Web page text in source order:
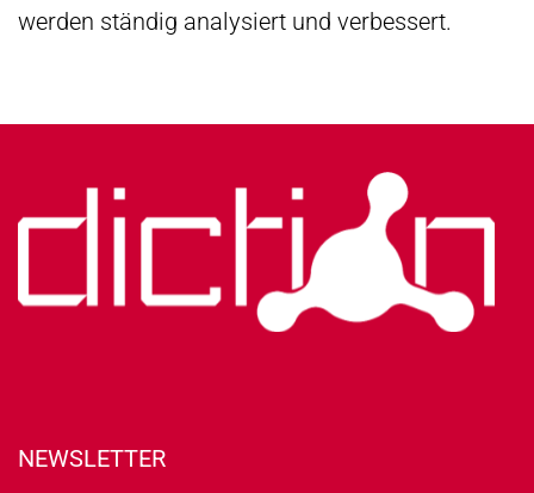
werden ständig analysiert und verbessert.
NEWSLETTER